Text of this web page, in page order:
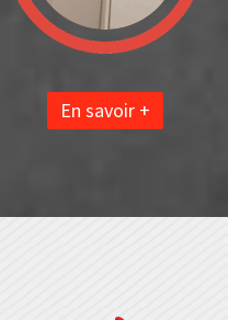
En savoir +